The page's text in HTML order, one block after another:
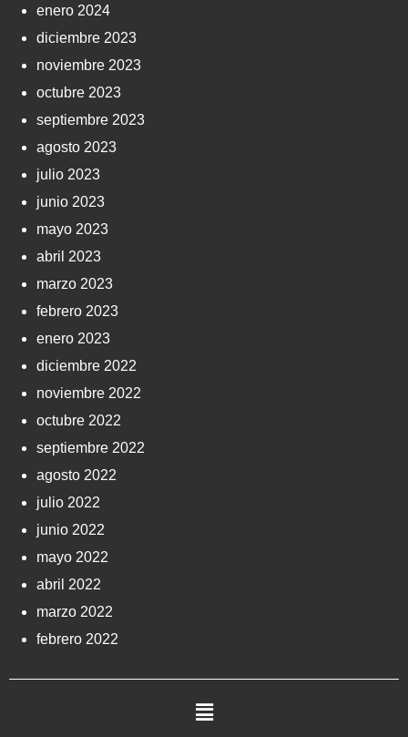
enero 2024
diciembre 2023
noviembre 2023
octubre 2023
septiembre 2023
agosto 2023
julio 2023
junio 2023
mayo 2023
abril 2023
marzo 2023
febrero 2023
enero 2023
diciembre 2022
noviembre 2022
octubre 2022
septiembre 2022
agosto 2022
julio 2022
junio 2022
mayo 2022
abril 2022
marzo 2022
febrero 2022